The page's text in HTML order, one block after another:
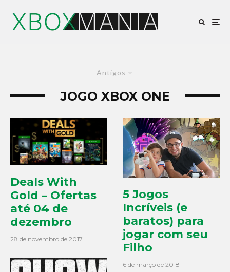
Antigos
JOGO XBOX ONE
Deals With
Gold – Ofertas
até 04 de
dezembro
28 de novembro de 2017
5 Jogos
Incríveis (e
baratos) para
jogar com seu
Filho
6 de março de 2018